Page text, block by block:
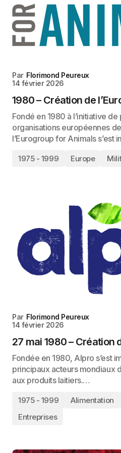
Par Florimond Peureux
14 février 2026
1980 – Création de
Fondé en 1980 à l’initiative
organisations européennes
l’Eurogroup for Animals s’est
1975 - 1999 Europe
Par Florimond Peureux
14 février 2026
27 mai 1980 – Création
Fondée en 1980, Alpro s’est
principaux acteurs mondiaux
aux produits laitiers.…
1975 - 1999 Alimentation
Entreprises